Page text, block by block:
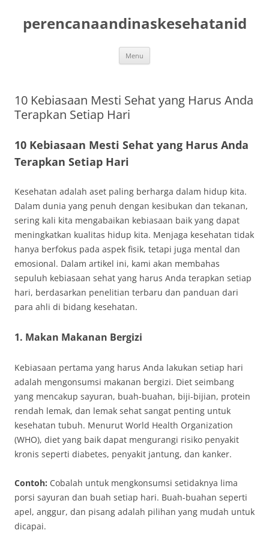
content
perencanaandinaskesehatanid
Menu
10 Kebiasaan Mesti Sehat yang Harus Anda
Terapkan Setiap Hari
10 Kebiasaan Mesti Sehat yang Harus Anda
Terapkan Setiap Hari
Kesehatan adalah aset paling berharga dalam hidup kita.
Dalam dunia yang penuh dengan kesibukan dan tekanan,
sering kali kita mengabaikan kebiasaan baik yang dapat
meningkatkan kualitas hidup kita. Menjaga kesehatan tidak
hanya berfokus pada aspek fisik, tetapi juga mental dan
emosional. Dalam artikel ini, kami akan membahas
sepuluh kebiasaan sehat yang harus Anda terapkan setiap
hari, berdasarkan penelitian terbaru dan panduan dari
para ahli di bidang kesehatan.
1. Makan Makanan Bergizi
Kebiasaan pertama yang harus Anda lakukan setiap hari
adalah mengonsumsi makanan bergizi. Diet seimbang
yang mencakup sayuran, buah-buahan, biji-bijian, protein
rendah lemak, dan lemak sehat sangat penting untuk
kesehatan tubuh. Menurut World Health Organization
(WHO), diet yang baik dapat mengurangi risiko penyakit
kronis seperti diabetes, penyakit jantung, dan kanker.
Contoh: Cobalah untuk mengkonsumsi setidaknya lima
porsi sayuran dan buah setiap hari. Buah-buahan seperti
apel, anggur, dan pisang adalah pilihan yang mudah untuk
dicapai.